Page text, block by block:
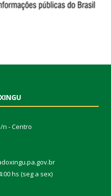
n - Centro
hs (seg a sex)